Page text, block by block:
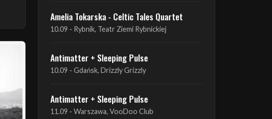
Antimatter + Sleeping Pulse
10.09 - Gdańsk, Drizzly Grizzly
Antimatter + Sleeping Pulse
11.09 - Warszawa, VooDoo Club
Antimatter + Sleeping Pulse
12.09 - Kraków, Hype Park